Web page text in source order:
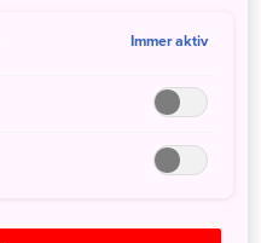
Immer aktiv